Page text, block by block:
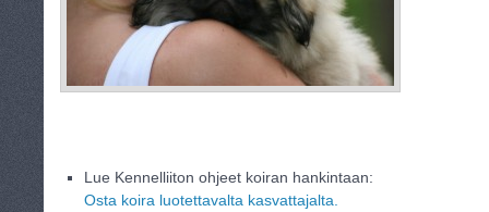
Lue Kennelliiton ohjeet koiran hankintaan:
Osta koira luotettavalta kasvattajalta.